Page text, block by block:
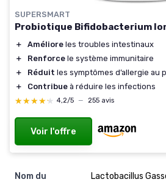
SUPERSMART
Probiotique Bifidobacterium
＋ Améliore les troubles intestinaux
＋
Renforce le système immunitaire
＋
Réduit les symptômes d’allergie au
＋
Contribue à réduire les infections
★★★★★
★★★★★ 4,2/5 — 255 avis
Voir l'offre
Nom du
‎Lactobacillus